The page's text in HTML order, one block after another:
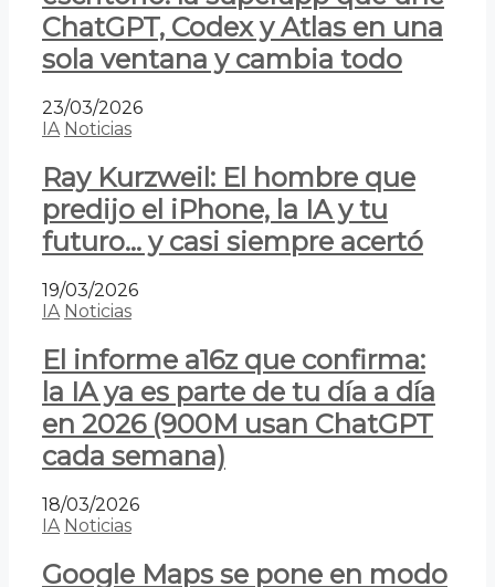
ChatGPT, Codex y Atlas en una
sola ventana y cambia todo
23/03/2026
IA Noticias
Ray Kurzweil: El hombre que
predijo el iPhone, la IA y tu
futuro… y casi siempre acertó
19/03/2026
IA Noticias
El informe a16z que confirma:
la IA ya es parte de tu día a día
en 2026 (900M usan ChatGPT
cada semana)
18/03/2026
IA Noticias
Google Maps se pone en modo